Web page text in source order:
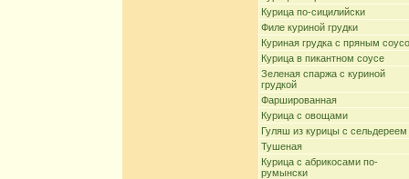
Курица по-сицилийски
Филе куриной грудки
Куриная грудка с пряным
Курица в пикантном соусе
Зеленая спаржа с куриной
грудкой
Фаршированная
Курица с овощами
Гуляш из курицы с сельдереем
Тушеная
Курица с абрикосами по-
румынски